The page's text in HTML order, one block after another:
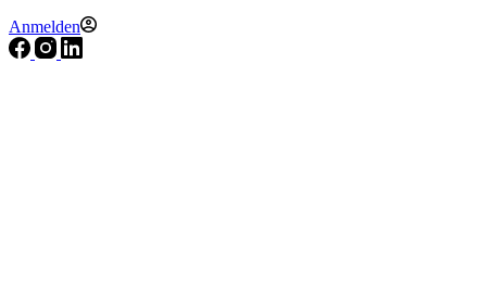
Anmelden